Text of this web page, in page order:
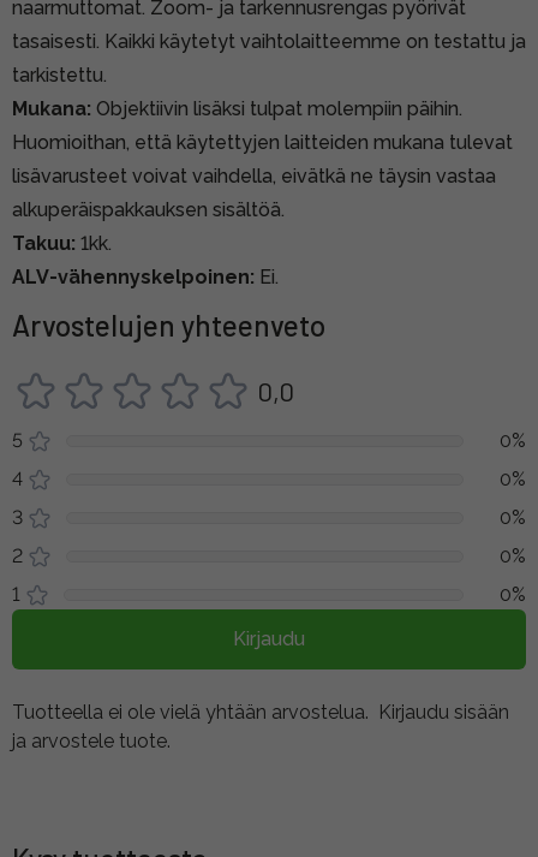
naarmuttomat. Zoom- ja tarkennusrengas pyörivät
tasaisesti. Kaikki käytetyt vaihtolaitteemme on testattu ja
tarkistettu.
Mukana: Objektiivin lisäksi tulpat molempiin päihin.
Huomioithan, että käytettyjen laitteiden mukana tulevat
lisävarusteet voivat vaihdella, eivätkä ne täysin vastaa
alkuperäispakkauksen sisältöä.
Takuu: 1kk.
ALV-vähennyskelpoinen: Ei.
Arvostelujen yhteenveto
0,0
5
0%
4
0%
3
0%
2
0%
1
0%
Kirjaudu
Tuotteella ei ole vielä yhtään arvostelua. Kirjaudu sisään
ja arvostele tuote.